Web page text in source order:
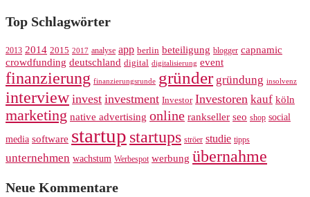
Top Schlagwörter
2013 2014 2015 2017 analyse app berlin beteiligung blogger capnamic
crowdfunding deutschland digital digitalisierung event
finanzierung finanzierungsrunde gründer gründung insolvenz
interview invest investment Investor Investoren kauf köln
marketing native advertising online rankseller seo shop social
media software startup startups ströer studie tipps
unternehmen wachstum Werbespot werbung übernahme
Neue Kommentare